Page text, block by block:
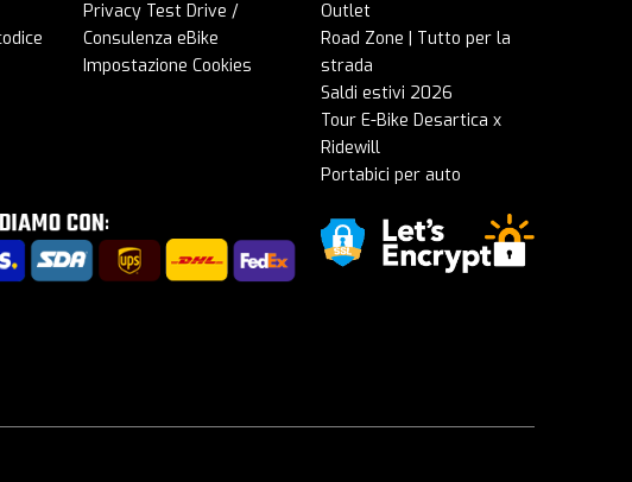
Privacy Test Drive /
Consulenza eBike
Impostazione Cookies
Outlet
Road Zone | Tutto per la
strada
Saldi estivi 2026
Tour E-Bike Desartica x
Ridewill
Portabici per auto